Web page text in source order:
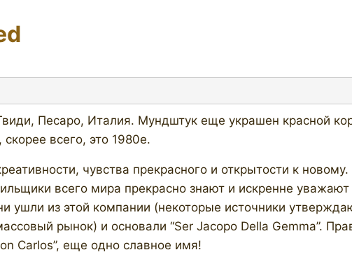
Песаро, Италия. Мундштук еще украшен красной
всего, это 1980е.
чувства прекрасного и открытости к
всего мира прекрасно знают и искренне уважают
ушли из этой компании (некоторые источники
рынок) и основали “Ser Jacopo Della Gemma”.
Carlos”, еще одно славное имя!